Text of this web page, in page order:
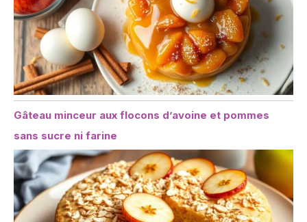
Gâteau minceur aux flocons d’avoine et pommes
sans sucre ni farine